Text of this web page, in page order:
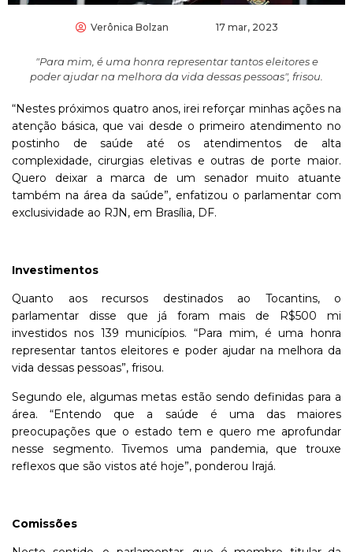
Verônica Bolzan 17 mar, 2023
"Para mim, é uma honra representar tantos eleitores e
poder ajudar na melhora da vida dessas pessoas", frisou.
“Nestes próximos quatro anos, irei reforçar minhas ações na
atenção básica, que vai desde o primeiro atendimento no
postinho de saúde até os atendimentos de alta
complexidade, cirurgias eletivas e outras de porte maior.
Quero deixar a marca de um senador muito atuante
também na área da saúde”, enfatizou o parlamentar com
exclusividade ao RJN, em Brasília, DF.
Investimentos
Quanto aos recursos destinados ao Tocantins, o
parlamentar disse que já foram mais de R$500 mi
investidos nos 139 municípios. “Para mim, é uma honra
representar tantos eleitores e poder ajudar na melhora da
vida dessas pessoas”, frisou.
Segundo ele, algumas metas estão sendo definidas para a
área. “Entendo que a saúde é uma das maiores
preocupações que o estado tem e quero me aprofundar
nesse segmento. Tivemos uma pandemia, que trouxe
reflexos que são vistos até hoje”, ponderou Irajá.
Comissões